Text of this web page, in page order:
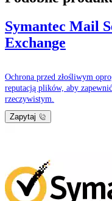
Symantec Mail
Exchange
Ochrona przed złośliwym
reputacją plików, aby
rzeczywistym.
Zapytaj